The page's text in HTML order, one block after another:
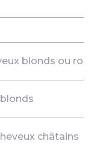
blonds ou
châtains